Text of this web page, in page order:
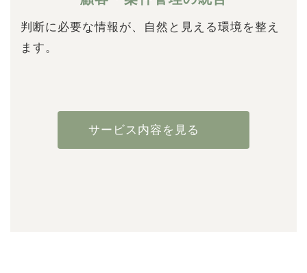
判断に必要な情報が、自然と見える環境を整え
ます。
サービス内容を見る